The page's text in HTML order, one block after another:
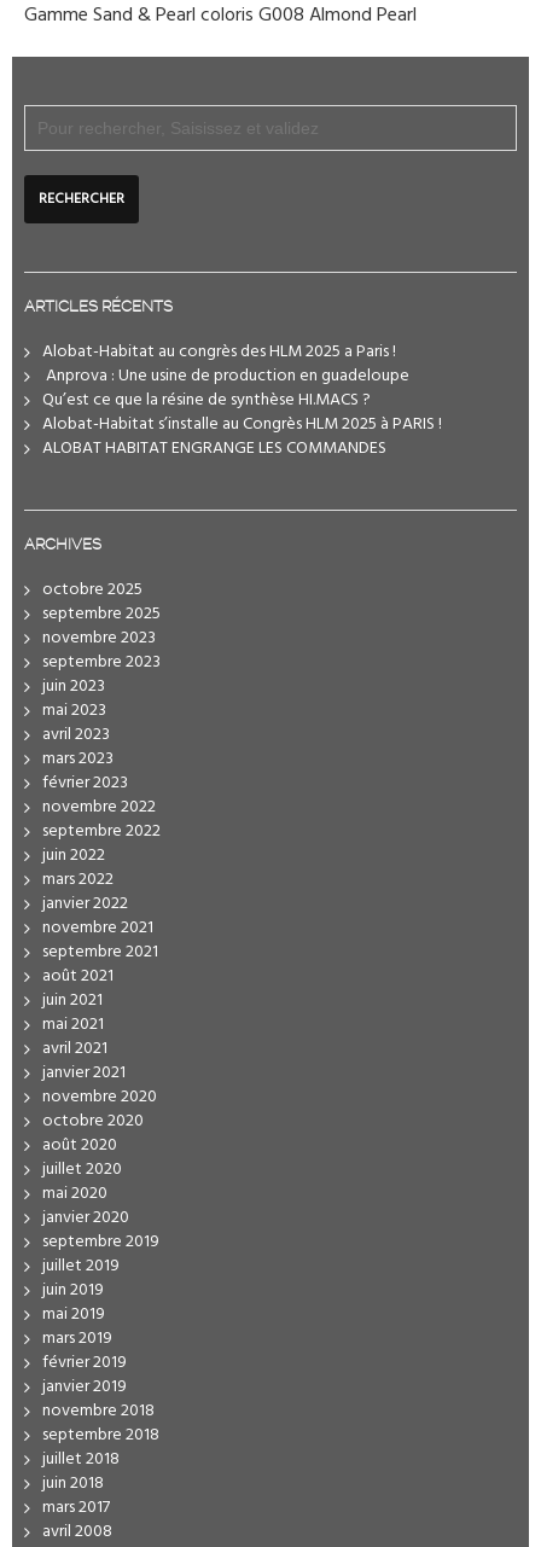
Gamme Sand & Pearl coloris G008 Almond Pearl
ARTICLES RÉCENTS
Alobat-Habitat au congrès des HLM 2025 a Paris !
️ Anprova : Une usine de production en guadeloupe
Qu’est ce que la résine de synthèse HI.MACS ?
Alobat-Habitat s’installe au Congrès HLM 2025 à PARIS !
ALOBAT HABITAT ENGRANGE LES COMMANDES
ARCHIVES
octobre 2025
septembre 2025
novembre 2023
septembre 2023
juin 2023
mai 2023
avril 2023
mars 2023
février 2023
novembre 2022
septembre 2022
juin 2022
mars 2022
janvier 2022
novembre 2021
septembre 2021
août 2021
juin 2021
mai 2021
avril 2021
janvier 2021
novembre 2020
octobre 2020
août 2020
juillet 2020
mai 2020
janvier 2020
septembre 2019
juillet 2019
juin 2019
mai 2019
mars 2019
février 2019
janvier 2019
novembre 2018
septembre 2018
juillet 2018
juin 2018
mars 2017
avril 2008